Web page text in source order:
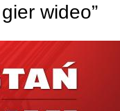
wideo”